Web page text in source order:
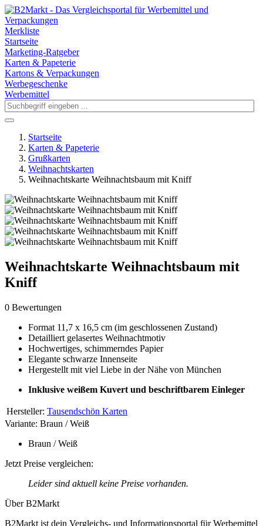
Merkliste
Startseite
Marketing-Ratgeber
Karten & Papeterie
Kartons & Verpackungen
Werbegeschenke
Werbemittel
Startseite
Karten & Papeterie
Grußkarten
Weihnachtskarten
Weihnachtskarte Weihnachtsbaum mit Kniff
Weihnachtskarte Weihnachtsbaum mit
Kniff
0 Bewertungen
Format 11,7 x 16,5 cm (im geschlossenen Zustand)
Detailliert gelasertes Weihnachtmotiv
Hochwertiges, schimmerndes Papier
Elegante schwarze Innenseite
Hergestellt mit viel Liebe in der Nähe von München
Inklusive weißem Kuvert und beschriftbarem Einleger
Hersteller: Tausendschön Karten
Variante: Braun / Weiß
Braun / Weiß
Jetzt Preise vergleichen:
Leider sind aktuell keine Preise vorhanden.
Über B2Markt
B2Markt ist dein Vergleichs- und Informationsportal für Werbemittel